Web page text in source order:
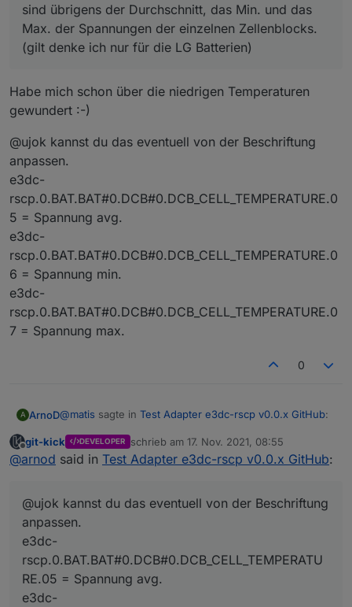
Wenn man aus Min. und Max. das Delta überwacht, hat
man einen super Indikator für die qualitative
Veränderung der Akkus.
Wenn es das Batteriemanagement nicht mehr schafft das
überdurchschnittlich (letzte Zeile).
sind übrigens der Durchschnitt, das Min. und das
Max. der Spannungen der einzelnen Zellenblocks.
(gilt denke ich nur für die LG Batterien)
Habe mich schon über die niedrigen Temperaturen
gewundert :-)
@ujok kannst du das eventuell von der Beschriftung
anpassen.
e3dc-
rscp.0.BAT.BAT#0.DCB#0.DCB_CELL_TEMPERATURE.0
5 = Spannung avg.
e3dc-
rscp.0.BAT.BAT#0.DCB#0.DCB_CELL_TEMPERATURE.0
6 = Spannung min.
e3dc-
rscp.0.BAT.BAT#0.DCB#0.DCB_CELL_TEMPERATURE.0
7 = Spannung max.
0
A ArnoD@matis sagte in Test Adapter e3dc-rscp v0.0.x GitHub:
Die drei Spannungswerte aus den Temperaturen
(gilt denke ich nur für die LG Batterien)
gewundert :-)
anpassen.
rscp.0.BAT.BAT#0.DCB#0.DCB_CELL_TEMPERATURE.05
= Spannung avg.
e3dc-
Offline
git-kick DEVELOPER schrieb am 17. Nov. 2021, 08:55
zuletzt editiert von
@arnod said in Test Adapter e3dc-rscp v0.0.x GitHub:
@ujok kannst du das eventuell von der Beschriftung
anpassen.
e3dc-
rscp.0.BAT.BAT#0.DCB#0.DCB_CELL_TEMPERATU
RE.05 = Spannung avg.
e3dc-